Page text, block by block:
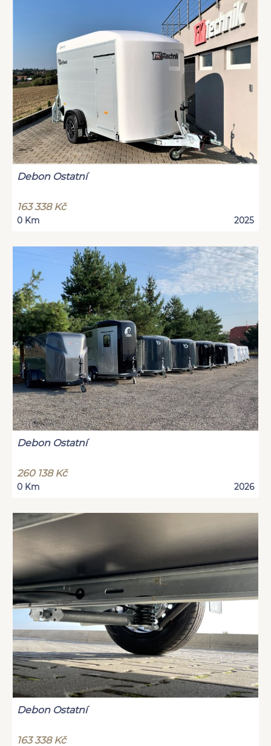
Debon Ostatní
163 338 Kč
0 Km 2025
Debon Ostatní
260 138 Kč
0 Km 2026
Debon Ostatní
163 338 Kč